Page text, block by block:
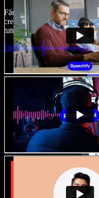
Fără curba clasică de
creatorii de conținut pot
tuturor ideilor lor creative.
Deschide Studio